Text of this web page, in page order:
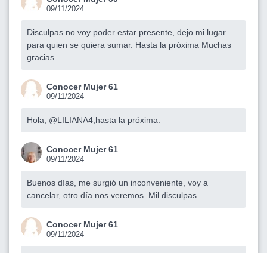
09/11/2024
Disculpas no voy poder estar presente, dejo mi lugar
para quien se quiera sumar. Hasta la próxima Muchas
gracias
Conocer Mujer 61
09/11/2024
Hola, @LILIANA4,hasta la próxima.
Conocer Mujer 61
09/11/2024
Buenos días, me surgió un inconveniente, voy a
cancelar, otro día nos veremos. Mil disculpas
Conocer Mujer 61
09/11/2024